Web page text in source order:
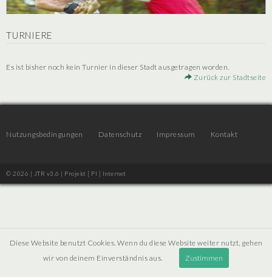
TURNIERE
Es ist bisher noch kein Turnier in dieser Stadt ausgetragen worden.
Zurück zur Stadtseite
Nutzungsbedingungen Datenschutz Impressum Kontakt
© 2026 | JTR v3.6 | Projekt [ PI ] Internet
Diese Website benutzt Cookies. Wenn du diese Website weiter nutzt, gehen
wir von deinem Einverständnis aus.
Zustimmen